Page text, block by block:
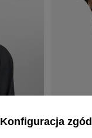
Konfiguracja zgód